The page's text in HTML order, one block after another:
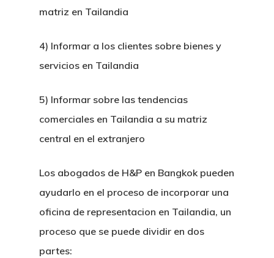
matriz en Tailandia
4) Informar a los clientes sobre bienes y
servicios en Tailandia
5) Informar sobre las tendencias
comerciales en Tailandia a su matriz
central en el extranjero
Los abogados de H&P en Bangkok pueden
ayudarlo en el proceso de incorporar una
oficina de representacion en Tailandia, un
proceso que se puede dividir en dos
partes:
Sobre
Servicios
Constitucion De
Tailandia
BOI Tailandia
Incentivos Fiscales
Sectores
Derecho Bancario Y
Financiero
Noticias
Novedades